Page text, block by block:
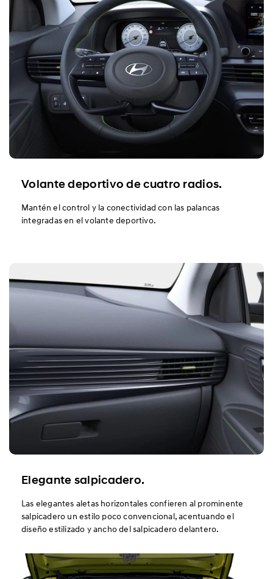
Volante deportivo de cuatro radios.
Mantén el control y la conectividad con las palancas
integradas en el volante deportivo.
Elegante salpicadero.
Las elegantes aletas horizontales confieren al prominente
salpicadero un estilo poco convencional, acentuando el
diseño estilizado y ancho del salpicadero delantero.